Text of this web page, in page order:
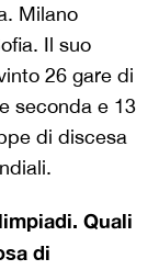
Milano
Il suo
26 gare di
seconda e 13
di discesa
Quali
di